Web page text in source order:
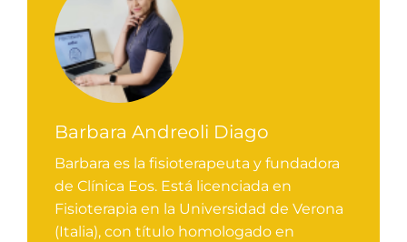
Barbara Andreoli Diago
Barbara es la fisioterapeuta y fundadora
de Clínica Eos. Está licenciada en
Fisioterapia en la Universidad de Verona
(Italia), con título homologado en